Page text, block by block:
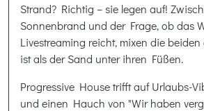
Strand? Richtig – sie legen auf!
Sonnenbrand und der Frage, ob das
Livestreaming reicht, mixen die
ist als der Sand unter ihren Füßen.
Progressive House trifft auf Urlaubs-
und einen Hauch von "Wir haben